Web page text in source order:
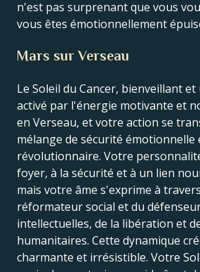
n'est pas surprenant que vous
vous êtes émotionnellement
Mars sur Verseau
Le Soleil du Cancer, bienveillant et
activé par l'énergie motivante et
en Verseau, et votre action se
mélange de sécurité émotionnelle
révolutionnaire. Votre
foyer, à la sécurité et à un lien
mais votre âme s'exprime à
réformateur social et du défenseur
intellectuelles, de la libération et
humanitaires. Cette dynamique
charmante et irrésistible. Votre